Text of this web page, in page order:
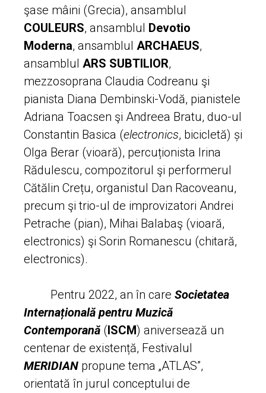
şase mâini (Grecia), ansamblul
COULEURS, ansamblul Devotio
Moderna, ansamblul ARCHAEUS,
ansamblul ARS SUBTILIOR,
mezzosoprana Claudia Codreanu şi
pianista Diana Dembinski-Vodă, pianistele
Adriana Toacsen şi Andreea Bratu, duo-ul
Constantin Basica (electronics, bicicletă) și
Olga Berar (vioară), percuționista Irina
Rădulescu, compozitorul şi performerul
Cătălin Crețu, organistul Dan Racoveanu,
precum şi trio-ul de improvizatori Andrei
Petrache (pian), Mihai Balabaş (vioară,
electronics) şi Sorin Romanescu (chitară,
electronics).
Pentru 2022, an în care Societatea
Internațională pentru Muzică
Contemporană (ISCM) aniversează un
centenar de existență, Festivalul
MERIDIAN propune tema „ATLAS”,
orientată în jurul conceptului de